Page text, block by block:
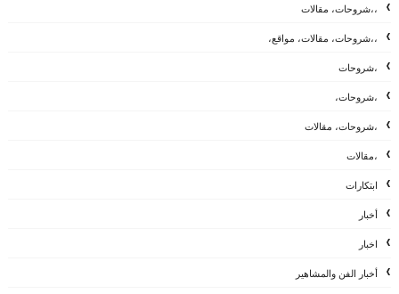
،،شروحات، مقالات
،،شروحات، مقالات، مواقع،
،شروحات
،شروحات،
،شروحات، مقالات
،مقالات
ابتكارات
أخبار
اخبار
أخبار الفن والمشاهير